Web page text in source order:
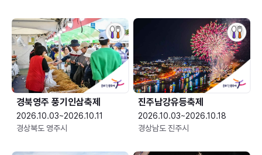
경북영주 풍기인삼축제
2026.10.03~2026.10.11
경상북도 영주시
진주남강유등축제
2026.10.03~2026.10.18
경상남도 진주시